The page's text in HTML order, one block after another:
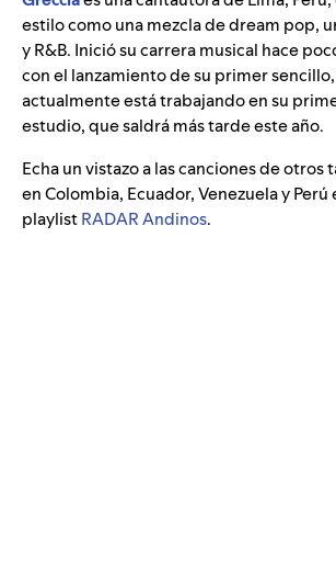
estilo como una mezcla de dream pop,
y R&B. Inició su carrera musical hace
con el lanzamiento de su primer sencillo,
actualmente está trabajando en su
estudio, que saldrá más tarde este año.
Echa un vistazo a las canciones de otros
en Colombia, Ecuador, Venezuela y Perú
playlistRADAR Andinos.